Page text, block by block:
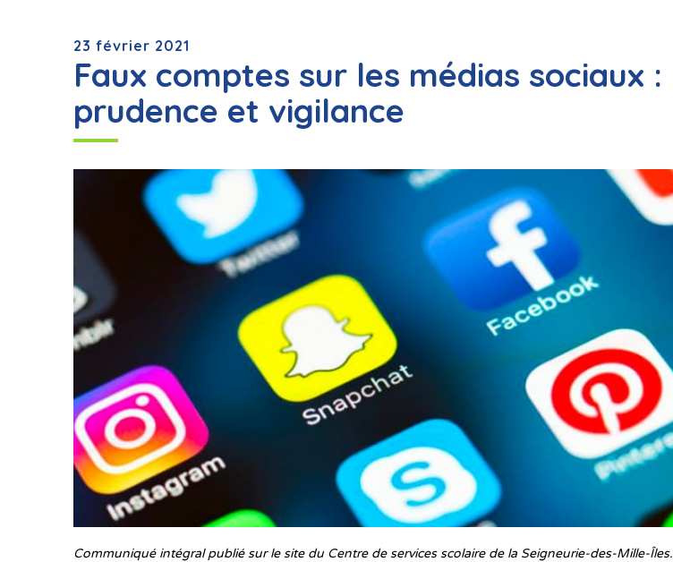
23 février 2021
Faux comptes sur les médias sociaux :
prudence et vigilance
Communiqué intégral publié sur le site du Centre de services scolaire de la Seigneurie-des-Mille-Îles.